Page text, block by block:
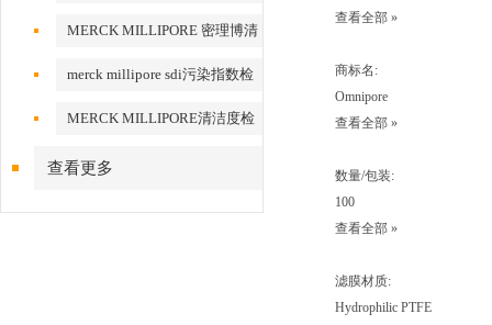
MERCK MILLIPORE 密理博清
merck millipore sdi污染指数检
MERCK MILLIPORE清洁度检
查看更多
查看全部 »
商标名:
Omnipore
查看全部 »
数量/包装:
100
查看全部 »
滤膜材质:
Hydrophilic PTFE